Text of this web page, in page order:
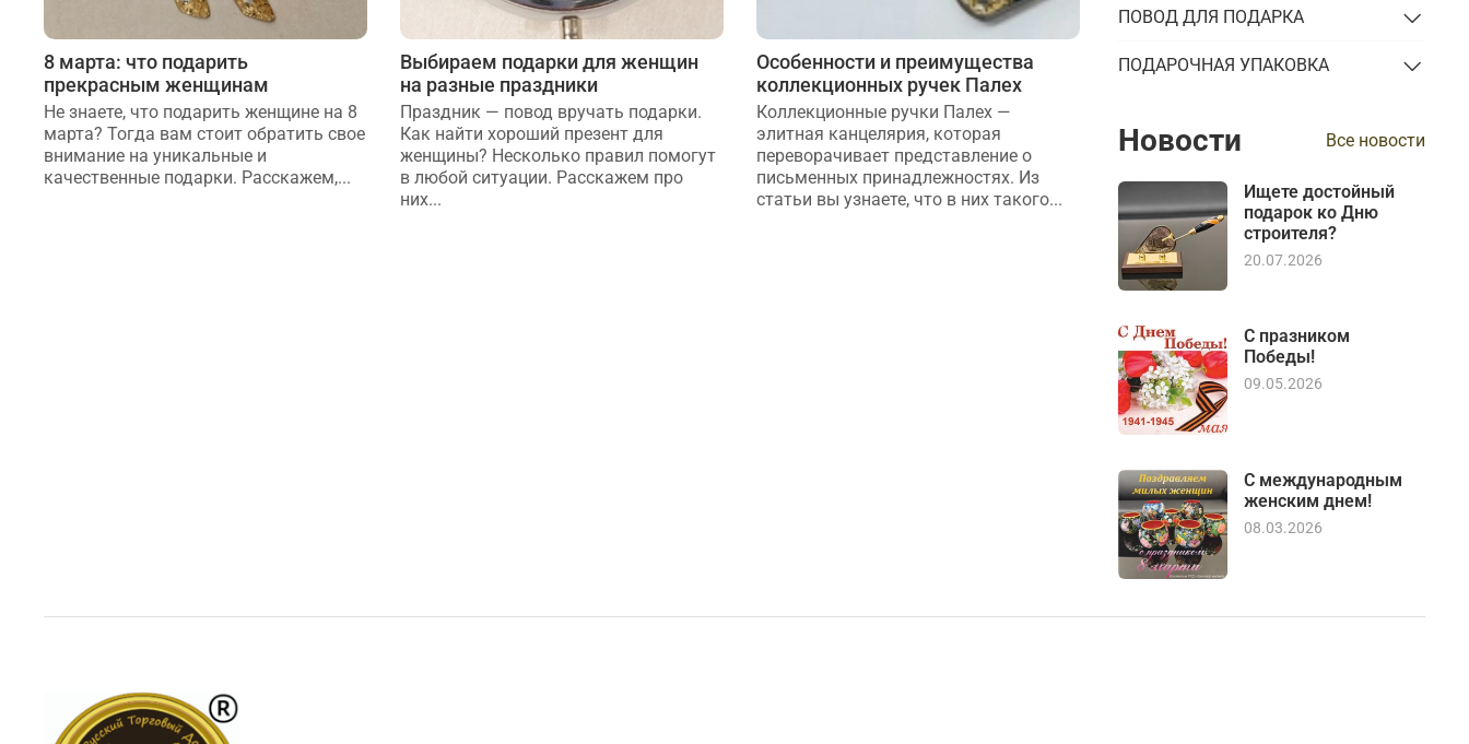
8 марта: что подарить
прекрасным женщинам
Не знаете, что подарить женщине на 8
марта? Тогда вам стоит обратить свое
внимание на уникальные и
качественные подарки. Расскажем,...
Выбираем подарки для женщин
на разные праздники
Праздник — повод вручать подарки.
Как найти хороший презент для
женщины? Несколько правил помогут
в любой ситуации. Расскажем про
них...
Особенности и преимущества
коллекционных ручек Палех
Коллекционные ручки Палех —
элитная канцелярия, которая
переворачивает представление о
письменных принадлежностях. Из
статьи вы узнаете, что в них такого...
Где купить настоящий Палех
ручной росписью Палех, выполненные
по традиционной технологии лаковой
миниатюрной живописи не могут
стоить...
ПОВОД ДЛЯ ПОДАРКА
ПОДАРОЧНАЯ УПАКОВКА
Новости Все новости
Ищете достойный
подарок ко Дню
строителя?
20.07.2026
С празником
Победы!
09.05.2026
С международным
женским днем!
08.03.2026